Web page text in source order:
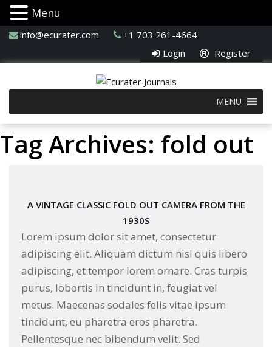
info@ecurater.com
+1 703 261-4664
Login
Register
MENU
Tag Archives: fold out
A VINTAGE CLASSIC FOLD OUT CAMERA FROM THE
1930S
Lorem ipsum dolor sit amet, consectetur
adipiscing elit. Aliquam dictum nisl quis libero
adipiscing, et tempor lorem ornare. Cras turpis
purus, lobortis in tincidunt in, feugiat vel
metus. Maecenas sodales felis vitae ipsum
tincidunt, eu pharetra eros pharetra.
Pellentesque nec bibendum velit. Sed
Menu